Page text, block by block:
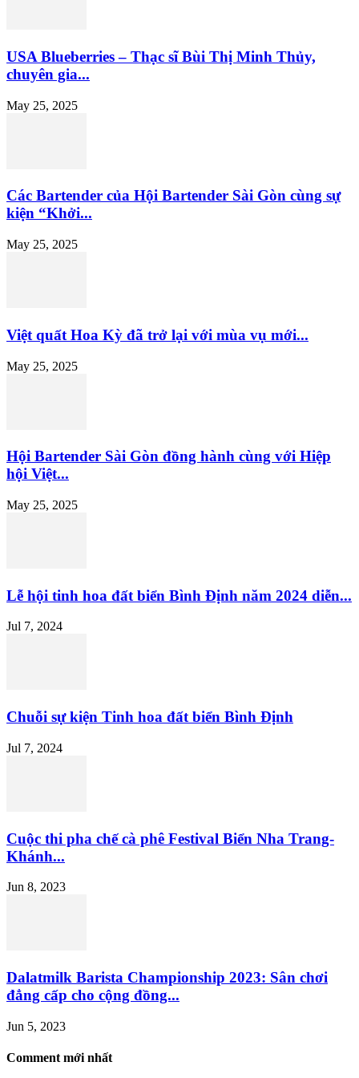
USA Blueberries – Thạc sĩ Bùi Thị Minh Thủy,
chuyên gia...
May 25, 2025
Các Bartender của Hội Bartender Sài Gòn cùng sự
kiện “Khởi...
May 25, 2025
Việt quất Hoa Kỳ đã trở lại với mùa vụ mới...
May 25, 2025
Hội Bartender Sài Gòn đồng hành cùng với Hiệp
hội Việt...
May 25, 2025
Lễ hội tinh hoa đất biển Bình Định năm 2024 diễn...
Jul 7, 2024
Chuỗi sự kiện Tinh hoa đất biển Bình Định
Jul 7, 2024
Cuộc thi pha chế cà phê Festival Biển Nha Trang-
Khánh...
Jun 8, 2023
Dalatmilk Barista Championship 2023: Sân chơi
đẳng cấp cho cộng đồng...
Jun 5, 2023
Comment mới nhất